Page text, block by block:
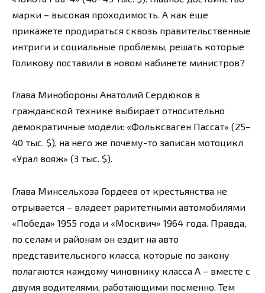
марки – высокая проходимость. А как еще
прикажете продираться сквозь правительственные
интриги и социальные проблемы, решать которые
Голикову поставили в новом кабинете министров?
Глава Минобороны Анатолий Сердюков в
гражданской технике выбирает относительно
демократичные модели: «Фольксваген Пассат» (25–
40 тыс. $), на него же почему-то записан мотоцикл
«Урал вояж» (3 тыс. $).
Глава Минсельхоза Гордеев от крестьянства не
отрывается – владеет раритетными автомобилями
«Победа» 1955 года и «Москвич» 1964 года. Правда,
по селам и районам он ездит на авто
представительского класса, которые по закону
полагаются каждому чиновнику класса А – вместе с
двумя водителями, работающими посменно. Тем